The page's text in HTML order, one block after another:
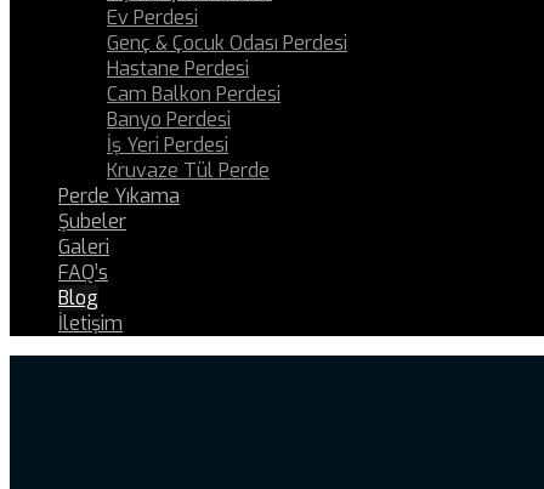
Ev Perdesi
Genç & Çocuk Odası Perdesi
Hastane Perdesi
Cam Balkon Perdesi
Banyo Perdesi
İş Yeri Perdesi
Kruvaze Tül Perde
Perde Yıkama
Şubeler
Galeri
FAQ’s
Blog
İletişim